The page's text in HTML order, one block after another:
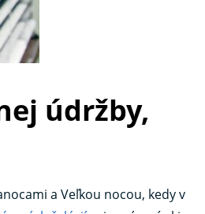
údržby,
a Veľkou nocou, kedy v